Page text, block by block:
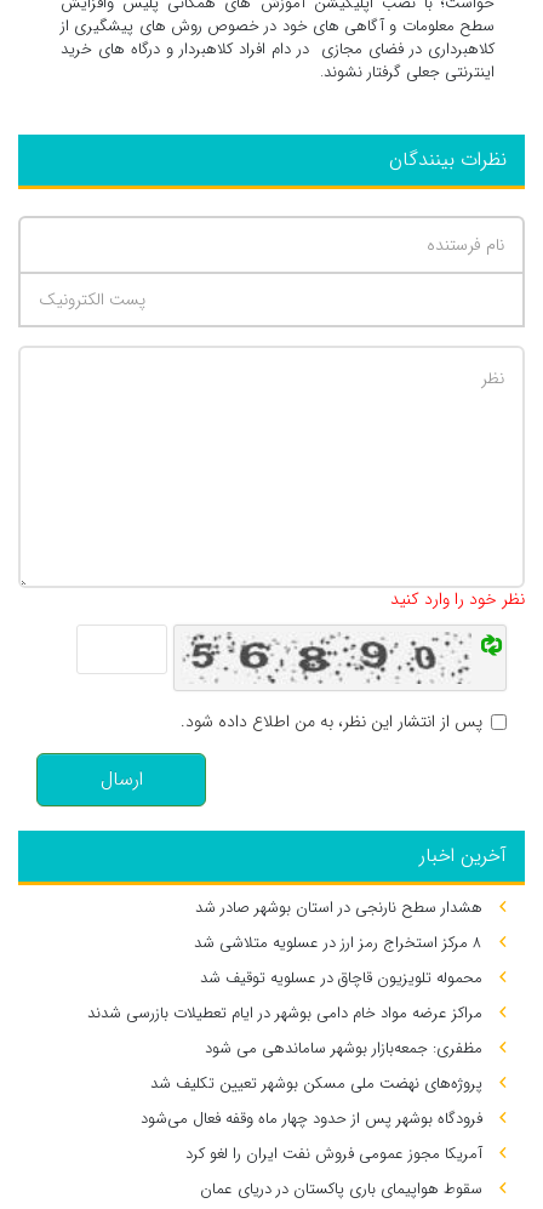
سطح معلومات و آگاهی های خود در خصوص روش های پیشگیری از
کلاهبرداری در فضای مجازی در دام افراد کلاهبردار و درگاه های خرید
اینترنتی جعلی گرفتار نشوند.
نظرات بینندگان
نظر خود را وارد کنید
پس از انتشار این نظر، به من اطلاع داده شود.
ارسال
آخرین اخبار
هشدار سطح نارنجی در استان بوشهر صادر شد
۸ مرکز استخراج رمز ارز در عسلویه متلاشی شد
محموله تلویزیون قاچاق در عسلویه توقیف شد
مراکز عرضه مواد خام دامی بوشهر در ایام تعطیلات بازرسی شدند
مظفری: جمعه‌بازار بوشهر ساماندهی می‌ شود
پروژه‌های نهضت ملی مسکن بوشهر تعیین تکلیف شد
فرودگاه بوشهر پس از حدود چهار ماه وقفه فعال می‌شود
آمریکا مجوز عمومی فروش نفت ایران را لغو کرد
سقوط هواپیمای باری پاکستان در دریای عمان